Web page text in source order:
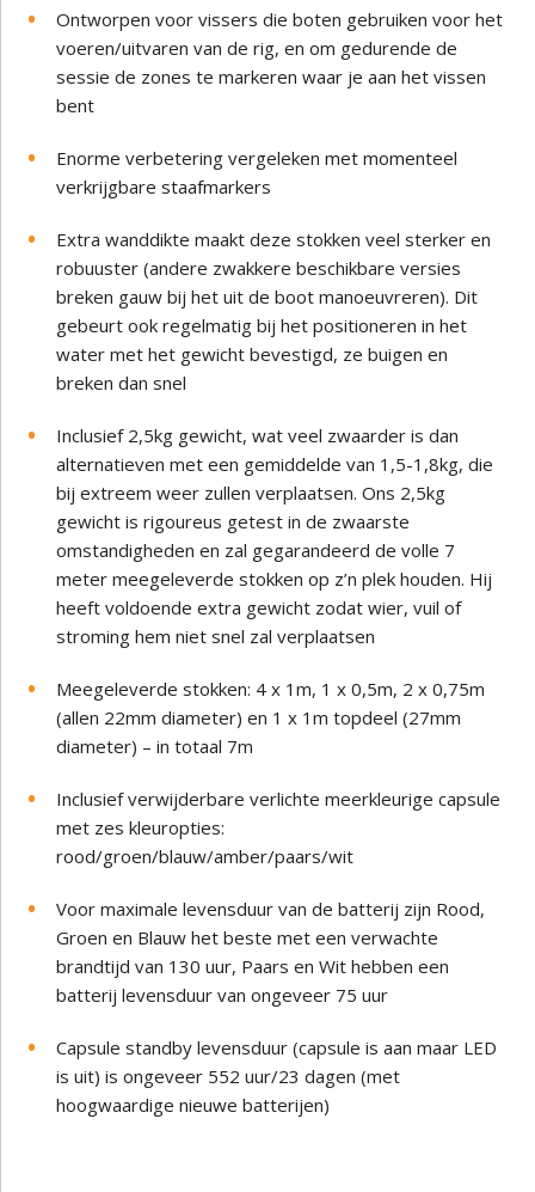
Ontworpen voor vissers die boten gebruiken voor het
voeren/uitvaren van de rig, en om gedurende de
sessie de zones te markeren waar je aan het vissen
bent
Enorme verbetering vergeleken met momenteel
verkrijgbare staafmarkers
Extra wanddikte maakt deze stokken veel sterker en
robuuster (andere zwakkere beschikbare versies
breken gauw bij het uit de boot manoeuvreren). Dit
gebeurt ook regelmatig bij het positioneren in het
water met het gewicht bevestigd, ze buigen en
breken dan snel
Inclusief 2,5kg gewicht, wat veel zwaarder is dan
alternatieven met een gemiddelde van 1,5-1,8kg, die
bij extreem weer zullen verplaatsen. Ons 2,5kg
gewicht is rigoureus getest in de zwaarste
omstandigheden en zal gegarandeerd de volle 7
meter meegeleverde stokken op z’n plek houden. Hij
heeft voldoende extra gewicht zodat wier, vuil of
stroming hem niet snel zal verplaatsen
Meegeleverde stokken: 4 x 1m, 1 x 0,5m, 2 x 0,75m
(allen 22mm diameter) en 1 x 1m topdeel (27mm
diameter) – in totaal 7m
Inclusief verwijderbare verlichte meerkleurige capsule
met zes kleuropties:
rood/groen/blauw/amber/paars/wit
Voor maximale levensduur van de batterij zijn Rood,
Groen en Blauw het beste met een verwachte
brandtijd van 130 uur, Paars en Wit hebben een
batterij levensduur van ongeveer 75 uur
Capsule standby levensduur (capsule is aan maar LED
is uit) is ongeveer 552 uur/23 dagen (met
hoogwaardige nieuwe batterijen)